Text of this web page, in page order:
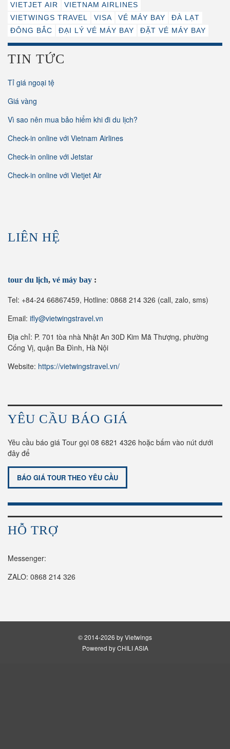
VIETJET AIR
VIETNAM AIRLINES
VIETWINGS TRAVEL
VISA VÉ MÁY BAY
ĐÀ LẠT
ĐÔNG BẮC
ĐẠI LÝ VÉ MÁY BAY ĐẶT VÉ MÁY BAY
TIN TỨC
Tỉ giá ngoại tệ
Giá vàng
Vì sao nên mua bảo hiểm khi đi du lịch?
Check-in online với Vietnam Airlines
Check-in online với Jetstar
Check-in online với Vietjet Air
LIÊN HỆ
tour du lịch, vé máy bay :
Tel: +84-24 66867459, Hotline: 0868 214 326 (call, zalo, sms)
Email: ifly@vietwingstravel.vn
Địa chỉ: P. 701 tòa nhà Nhật An 30D Kim Mã Thượng, phường
Cống Vị, quận Ba Đình, Hà Nội
Website: https://vietwingstravel.vn/
YÊU CẦU BÁO GIÁ
Yêu cầu báo giá Tour gọi 08 6821 4326 hoặc bấm vào nút dưới
đây để
BÁO GIÁ TOUR THEO YÊU CẦU
HỖ TRỢ
Messenger:
ZALO: 0868 214 326
© 2014-2026 by Vietwings
Powered by CHILI ASIA